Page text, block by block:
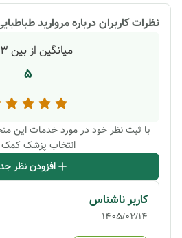
نظرات کاربران دربارهمروارید
میانگین از بین 3
5
با ثبت نظر خود در مورد خدمات این
انتخاب پزشک کمک
افزودن نظر
کاربر ناشناس
1405/02/14